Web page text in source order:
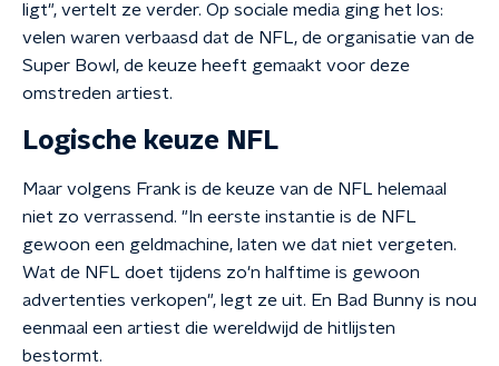
ligt", vertelt ze verder. Op sociale media ging het los:
velen waren verbaasd dat de NFL, de organisatie van de
Super Bowl, de keuze heeft gemaakt voor deze
omstreden artiest.
Logische keuze NFL
Maar volgens Frank is de keuze van de NFL helemaal
niet zo verrassend. "In eerste instantie is de NFL
gewoon een geldmachine, laten we dat niet vergeten.
Wat de NFL doet tijdens zo'n halftime is gewoon
advertenties verkopen", legt ze uit. En Bad Bunny is nou
eenmaal een artiest die wereldwijd de hitlijsten
bestormt.